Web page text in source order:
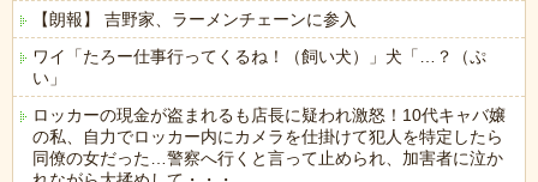
【朗報】 吉野家、ラーメンチェーンに参入
ワイ「たろー仕事行ってくるね！（飼い犬）」犬「…？（ぷ
い」
ロッカーの現金が盗まれるも店長に疑われ激怒！10代キャバ嬢
の私、自力でロッカー内にカメラを仕掛けて犯人を特定したら
同僚の女だった…警察へ行くと言って止められ、加害者に泣か